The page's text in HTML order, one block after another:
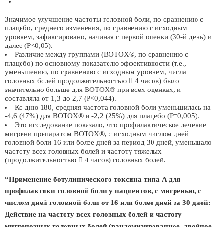
Значимое улучшение частоты головной боли, по сравнению с
плацебо, среднего изменения, по сравнению с исходным
уровнем, зафиксировано, начиная с первой оценки (30-й день) и
далее (P<0,05).
Различие между группами (BOTOX®, по сравнению с
плацебо) по основному показателю эффективности (т.е.,
уменьшению, по сравнению с исходным уровнем, числа
головных болей продолжительностью  4 часов) было
значительно больше для BOTOX® при всех оценках, и
составляла от 1,3 до 2,7 (P<0,044).
Ко дню 180, средняя частота головной боли уменьшилась на
-4,6 (47%) для BOTOX® и -2,2 (25%) для плацебо (P=0,005).
Это исследование показало, что профилактическое лечение
мигрени препаратом BOTOX®, с исходным числом дней
головной боли 16 или более дней за период 30 дней, уменьшало
частоту всех головных болей и частоту тяжелых
(продолжительностью  4 часов) головных болей.
“Применение ботулинического токсина типа A для
профилактики головной боли у пациентов, с мигренью, с
числом дней головной боли от 16 или более дней за 30 дней:
Действие на частоту всех головных болей и частоту